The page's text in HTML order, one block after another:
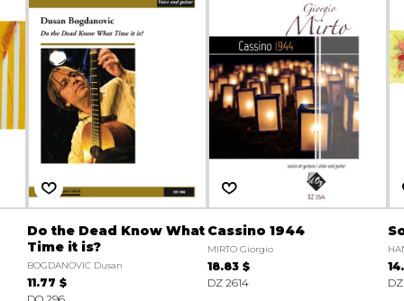
Do the Dead Know What
Time it is?
BOGDANOVIC Dusan
11.77 $
Cassino 1944
MIRTO Giorgio
18.83 $
DZ 2614